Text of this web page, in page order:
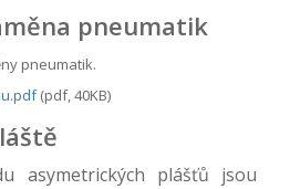
pneumatik
pneumatik.
(pdf, 40KB)
asymetrických plášťů jsou